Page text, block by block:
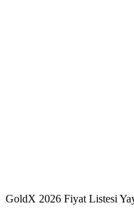
GoldX 2026 Fiyat Listesi